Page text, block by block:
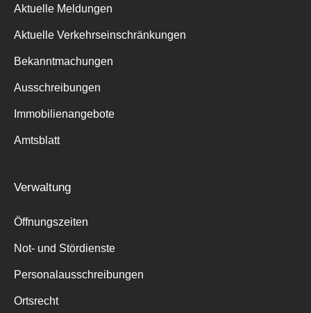
Aktuelle Meldungen
Aktuelle Verkehrseinschränkungen
Bekanntmachungen
Ausschreibungen
Immobilienangebote
Amtsblatt
Verwaltung
Öffnungszeiten
Not- und Stördienste
Personalausschreibungen
Ortsrecht